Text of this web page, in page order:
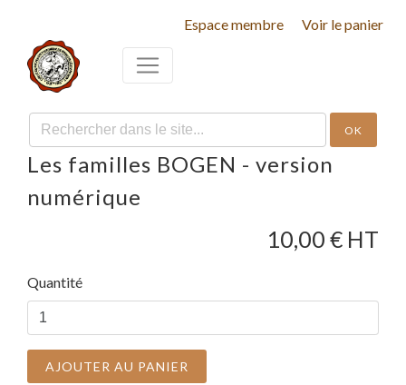
Espace membre Voir le panier
OK
Les familles BOGEN - version
numérique
10,00 € HT
Quantité
AJOUTER AU PANIER